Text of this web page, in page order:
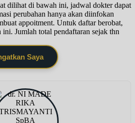
dilihat di bawah ini, jadwal dokter dapat
perubahan hanya akan diinfokan
appoitment. Untuk daftar berobat,
Jumlah total pendaftaran sejak thn
Saya